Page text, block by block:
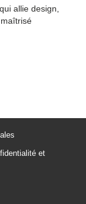
allie design,
et